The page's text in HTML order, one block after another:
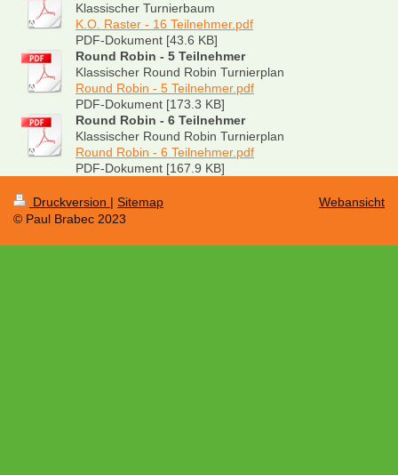
Klassischer Turnierbaum
K.O. Raster - 16 Teilnehmer.pdf
PDF-Dokument [43.6 KB]
Round Robin - 5 Teilnehmer
Klassischer Round Robin Turnierplan
Round Robin - 5 Teilnehmer.pdf
PDF-Dokument [173.3 KB]
Round Robin - 6 Teilnehmer
Klassischer Round Robin Turnierplan
Round Robin - 6 Teilnehmer.pdf
PDF-Dokument [167.9 KB]
Druckversion | Sitemap
© Paul Brabec 2023
Webansicht